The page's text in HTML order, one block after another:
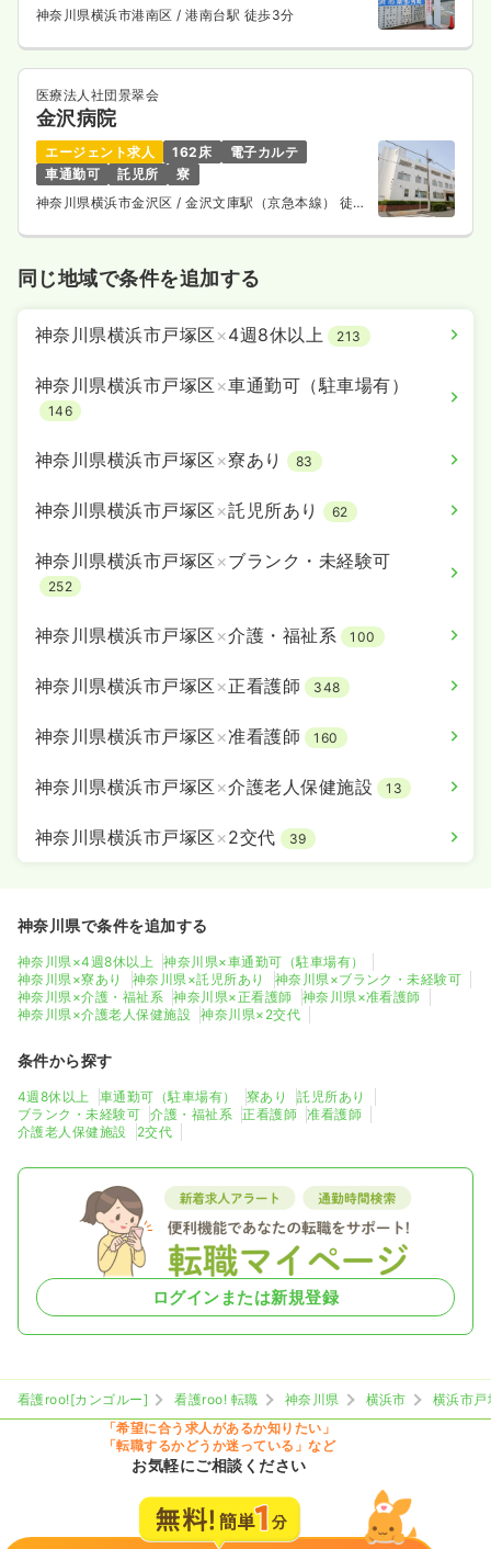
神奈川県横浜市港南区/ 港南台駅 徒歩3分
医療法人社団景翠会
金沢病院
エージェント求人 162床
電子カルテ
車通勤可
託児所
寮
神奈川県横浜市金沢区/ 金沢文庫駅（京急本線） 徒歩
同じ地域で条件を追加する
神奈川県横浜市戸塚区 ×4週8休以上 213
神奈川県横浜市戸塚区 ×車通勤可（駐車場有）
146
神奈川県横浜市戸塚区 ×寮あり 83
神奈川県横浜市戸塚区 ×託児所あり 62
神奈川県横浜市戸塚区 ×ブランク・未経験可
252
神奈川県横浜市戸塚区 ×介護・福祉系 100
神奈川県横浜市戸塚区 ×正看護師 348
神奈川県横浜市戸塚区 ×准看護師 160
神奈川県横浜市戸塚区 ×介護老人保健施設 13
神奈川県横浜市戸塚区 ×2交代 39
神奈川県で条件を追加する
神奈川県×4週8休以上
神奈川県×車通勤可（駐車場有）
神奈川県×寮あり
神奈川県×託児所あり
神奈川県×ブランク・未経験可
神奈川県×介護・福祉系
神奈川県×正看護師
神奈川県×准看護師
神奈川県×介護老人保健施設
神奈川県×2交代
条件から探す
4週8休以上 車通勤可（駐車場有） 寮あり
託児所あり
ブランク・未経験可
介護・福祉系 正看護師
准看護師
介護老人保健施設
2交代
ログインまたは新規登録
看護roo![カンゴルー] 看護roo! 転職 神奈川県 横浜市
横浜市戸
「希望に合う求人があるか知りたい」
「転職するかどうか迷っている」など
お気軽にご相談ください